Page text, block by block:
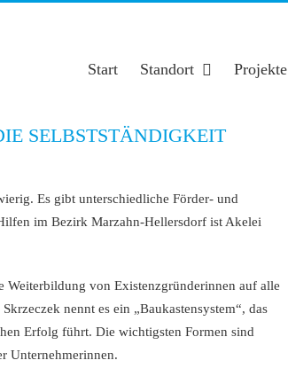
Start Standort Projekte
SELBSTSTÄNDIGKEIT
Es gibt unterschiedliche Förder- und
im Bezirk Marzahn-Hellersdorf ist Akelei
Weiterbildung von Existenzgründerinnen auf alle
nennt es ein „Baukastensystem“, das
Erfolg führt. Die wichtigsten Formen sind
Unternehmerinnen.